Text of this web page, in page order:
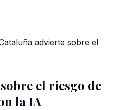
advierte sobre el
el riesgo de
la IA